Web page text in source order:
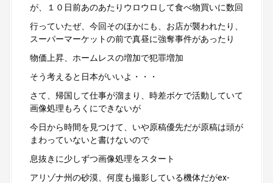
が、１０日前あのあたりウロウロして食べ物買いに数回
行っていたぜ、今回そのほかにも、お店が襲われたり、
スーパーマーケットの前で真昼に強奪事件があったり
物価上昇、ホームレスの増加で犯罪増加
そう考えると日本がいいよ・・・
さて、帰国して仕事が溜まり、時差ボケで活動していて
画像処理もろくにできないが
今日から時間を見つけて、いや原稿優先だが原稿は頭が
まわっていないと書けないので
息抜きに少しずつ画像処理をスタート
アリゾナ州の砂漠、何度も撮影している機体だがex-